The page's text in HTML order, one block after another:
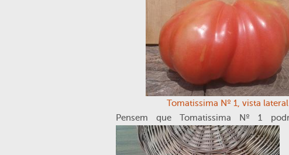
Tomatissima Nº 1, vista lateral
Pensem que Tomatissima Nº 1